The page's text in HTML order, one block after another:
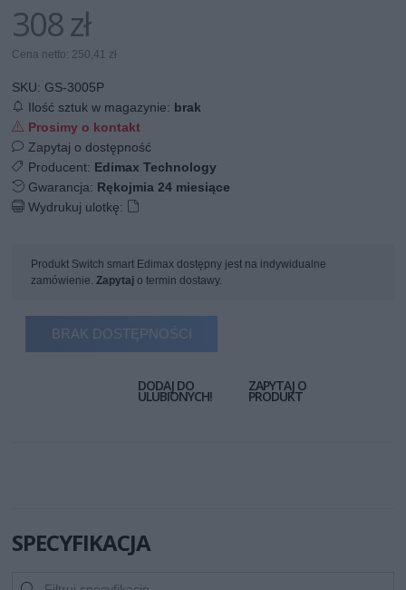
308 zł
Cena netto: 250,41 zł
SKU: GS-3005P
Ilość sztuk w magazynie: brak
Prosimy o kontakt
Zapytaj o dostępność
Producent: Edimax Technology
Gwarancja: Rękojmia 24 miesiące
Wydrukuj ulotkę:
Produkt Switch smart Edimax dostępny jest na indywidualne
zamówienie.Zapytaj o termin dostawy.
BRAK DOSTĘPNOŚCI
DODAJ DO
ULUBIONYCH!
ZAPYTAJ O
PRODUKT
SPECYFIKACJA